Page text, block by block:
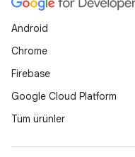
Android
Chrome
Firebase
Google Cloud Platform
Tüm ürünler